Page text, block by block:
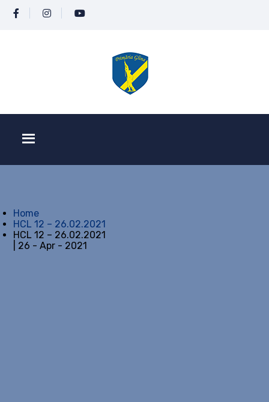
Home
HCL 12 – 26.02.2021
HCL 12 – 26.02.2021
| 26 - Apr - 2021